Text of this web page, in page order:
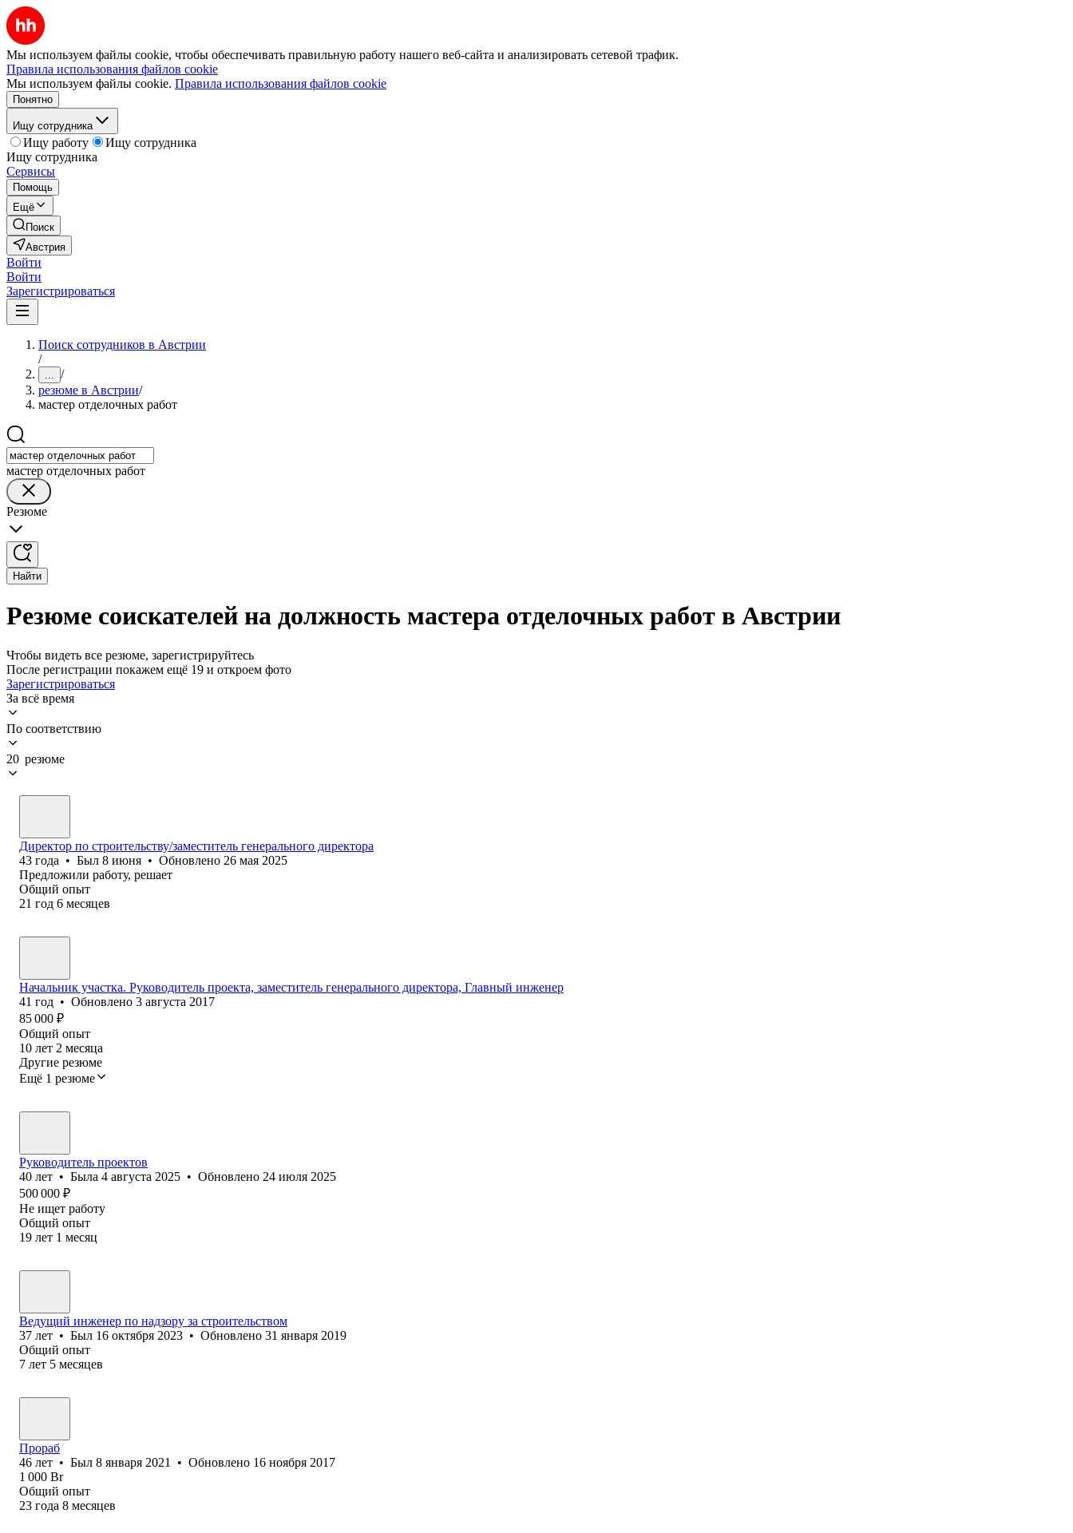
Мы используем файлы cookie, чтобы обеспечивать правильную работу нашего веб-сайта и анализировать сетевой трафик.
Правила использования файлов cookie
Мы используем файлы cookie. Правила использования файлов cookie
Понятно
Ищу сотрудника
Ищу работу
Ищу сотрудника
Ищу сотрудника
Сервисы
Помощь
Ещё
Поиск
Австрия
Войти
Войти
Зарегистрироваться
Поиск сотрудников в Австрии
/
... /
резюме в Австрии/
мастер отделочных работ
мастер отделочных работ
Резюме
Найти
Резюме соискателей на должность мастера отделочных работ в Австрии
Чтобы видеть все резюме, зарегистрируйтесь
После регистрации покажем ещё 19 и откроем фото
Зарегистрироваться
За всё время
По соответствию
20 резюме
Директор по строительству/заместитель генерального директора
43 года • Был 8 июня • Обновлено 26 мая 2025
Предложили работу, решает
Общий опыт
21 год 6 месяцев
Начальник участка. Руководитель проекта, заместитель генерального директора, Главный инженер
41 год • Обновлено 3 августа 2017
85 000 ₽
Общий опыт
10 лет 2 месяца
Другие резюме
Ещё 1 резюме
Руководитель проектов
40 лет • Была 4 августа 2025 • Обновлено 24 июля 2025
500 000 ₽
Не ищет работу
Общий опыт
19 лет 1 месяц
Ведущий инженер по надзору за строительством
37 лет • Был 16 октября 2023 • Обновлено 31 января 2019
Общий опыт
7 лет 5 месяцев
Прораб
46 лет • Был 8 января 2021 • Обновлено 16 ноября 2017
1 000 Br
Общий опыт
23 года 8 месяцев